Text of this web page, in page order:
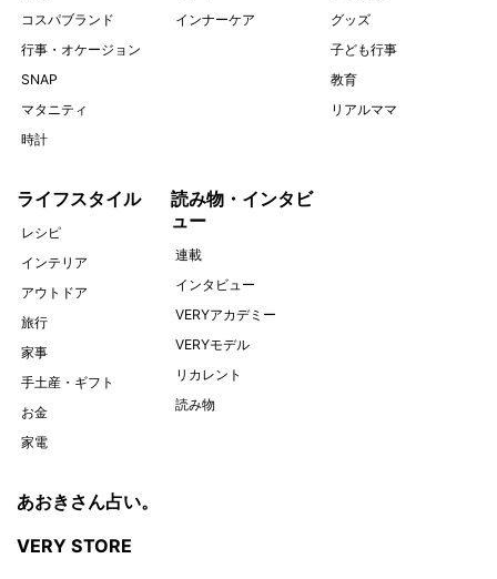
コスパブランド
行事・オケージョン
SNAP
マタニティ
時計
インナーケア
グッズ
子ども行事
教育
リアルママ
ライフスタイル
レシピ
インテリア
アウトドア
旅行
家事
手土産・ギフト
お金
家電
読み物・インタビ
ュー
連載
インタビュー
VERYアカデミー
VERYモデル
リカレント
読み物
あおきさん占い。
VERY STORE